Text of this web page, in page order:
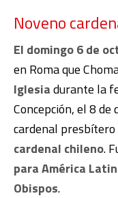
Noveno
El domingo 6 de
en Roma que
Iglesiadurante la
Concepción, el 8
cardenal presbítero
cardenal chileno.
para América
Obispos.